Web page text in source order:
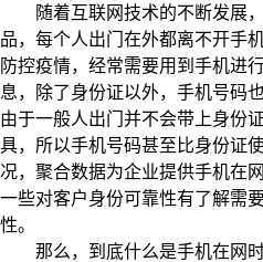
随着互联网技术的不断发展，
品，每个人出门在外都离不开手
防控疫情，经常需要用到手机进
息，除了身份证以外，手机号码
由于一般人出门并不会带上身份
具，所以手机号码甚至比身份证
况，聚合数据为企业提供手机在
一些对客户身份可靠性有了解需
性。
那么，到底什么是手机在网时